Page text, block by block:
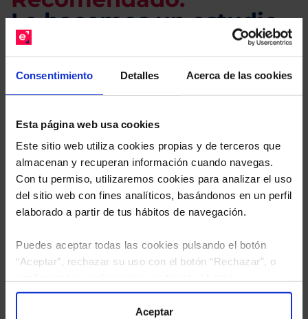
Consentimiento Detalles Acerca de las cookies
Esta página web usa cookies
Este sitio web utiliza cookies propias y de terceros que
almacenan y recuperan información cuando navegas.
Con tu permiso, utilizaremos cookies para analizar el uso
del sitio web con fines analíticos, basándonos en un perfil
elaborado a partir de tus hábitos de navegación.
Puedes aceptar todas las cookies pulsando el botón
“Aceptar”, rechazar su uso con el botón “Rechazar”, o
“Configuración”. Consulta nuestraPolítica
para más información.
Aceptar
Le hacemos un estudio
gratuito de su cartera.
Descárguese el archivoe indíquenos los ISINs de
sus Fondos y nuestros expertos le enviarán un
Limpias con las que podrá ahorrar en sus costes.